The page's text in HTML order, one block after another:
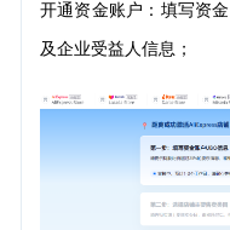
开通资金账户： 填写资金
及企业受益人信息；